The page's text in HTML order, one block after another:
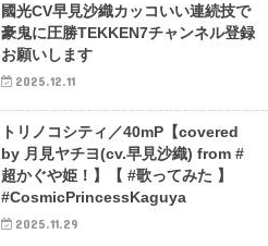
國光CV早見沙織カッコいい連続技で
豪鬼に圧勝TEKKEN7チャンネル登録
お願いします
2025.12.11
トリノコシティ／40mP【covered
by 月見ヤチヨ(cv.早見沙織) from #
超かぐや姫！】【 #歌ってみた 】
#CosmicPrincessKaguya
2025.11.29